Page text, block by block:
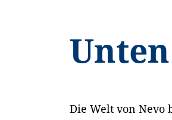
Unten
Die Welt von Nevo